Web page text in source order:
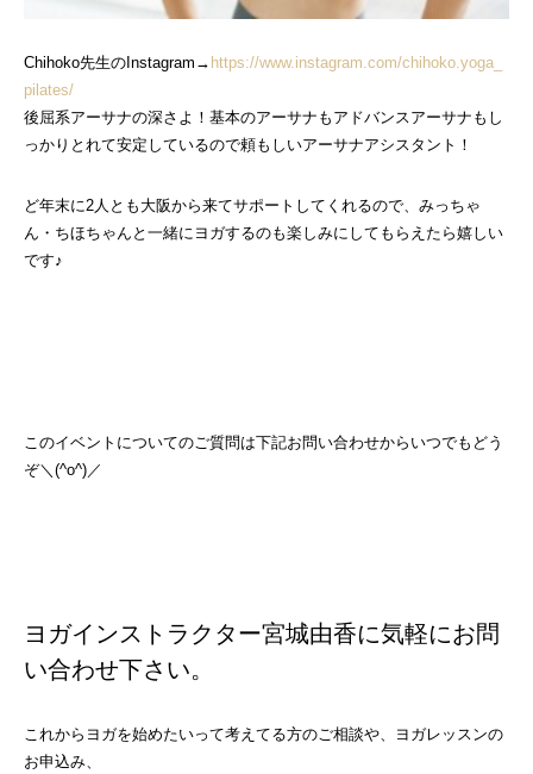
Chihoko先生のInstagram→ https://www.instagram.com/chihoko.yoga_
pilates/
後屈系アーサナの深さよ！基本のアーサナもアドバンスアーサナもし
っかりとれて安定しているので頼もしいアーサナアシスタント！
ど年末に2人とも大阪から来てサポートしてくれるので、みっちゃ
ん・ちほちゃんと一緒にヨガするのも楽しみにしてもらえたら嬉しい
です♪
このイベントについてのご質問は下記お問い合わせからいつでもどう
ぞ＼(^o^)／
ヨガインストラクター宮城由香に気軽にお問
い合わせ下さい。
これからヨガを始めたいって考えてる方のご相談や、ヨガレッスンの
お申込み、